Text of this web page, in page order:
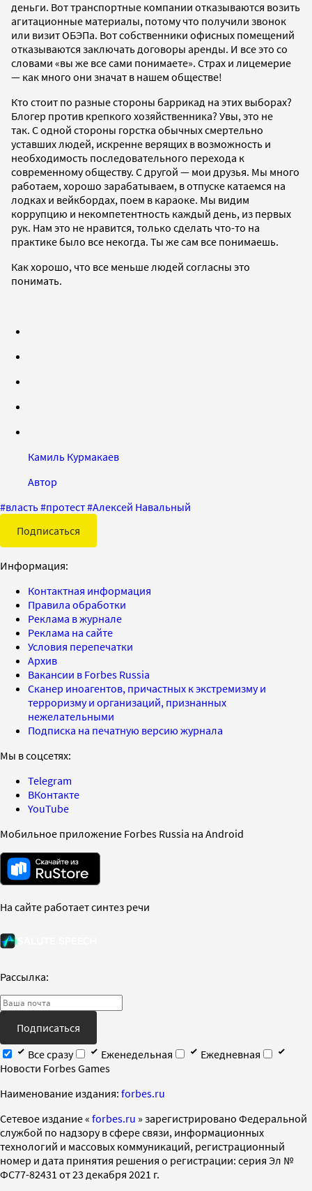
деньги. Вот транспортные компании отказываются возить
агитационные материалы, потому что получили звонок
или визит ОБЭПа. Вот собственники офисных помещений
отказываются заключать договоры аренды. И все это со
словами «вы же все сами понимаете». Страх и лицемерие
— как много они значат в нашем обществе!
Кто стоит по разные стороны баррикад на этих выборах?
Блогер против крепкого хозяйственника? Увы, это не
так. С одной стороны горстка обычных смертельно
уставших людей, искренне верящих в возможность и
необходимость последовательного перехода к
современному обществу. С другой — мои друзья. Мы много
работаем, хорошо зарабатываем, в отпуске катаемся на
лодках и вейкбордах, поем в караоке. Мы видим
коррупцию и некомпетентность каждый день, из первых
рук. Нам это не нравится, только сделать что-то на
практике было все некогда. Ты же сам все понимаешь.
Как хорошо, что все меньше людей согласны это
понимать.
Камиль Курмакаев
Автор
#власть#протест#Алексей Навальный
Подписаться
Информация:
Контактная информация
Правила обработки
Реклама в журнале
Реклама на сайте
Условия перепечатки
Архив
Вакансии в Forbes Russia
Сканер иноагентов, причастных к экстремизму и
терроризму и организаций, признанных
нежелательными
Подписка на печатную версию журнала
Мы в соцсетях:
Telegram
ВКонтакте
YouTube
Мобильное приложение Forbes Russia на Android
На сайте работает синтез речи
Рассылка:
Подписаться
Все сразу
Еженедельная
Ежедневная
Новости Forbes Games
Наименование издания: forbes.ru
Cетевое издание « forbes.ru » зарегистрировано Федеральной
службой по надзору в сфере связи, информационных
технологий и массовых коммуникаций, регистрационный
номер и дата принятия решения о регистрации: серия Эл №
ФС77-82431 от 23 декабря 2021 г.